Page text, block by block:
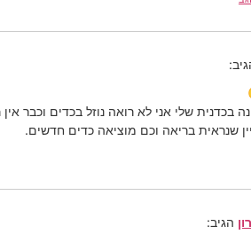
בכדנית שלי אני לא רואה נוזל בכדים וכבר
שנראית בריאה וכם מוציאה כדים חדשים.
הגיב: